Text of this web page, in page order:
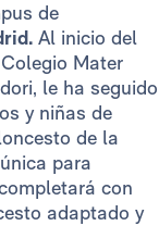
de
Al inicio del
Mater
le ha seguido
y niñas de
de la
para
con
adaptado y